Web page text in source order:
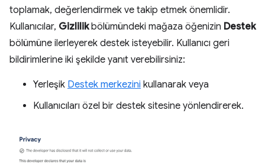
toplamak, değerlendirmek ve takip etmek önemlidir.
Kullanıcılar, Gizlilikbölümündeki mağaza öğenizin Destek
bölümüne ilerleyerek destek isteyebilir. Kullanıcı geri
bildirimlerine iki şekilde yanıt verebilirsiniz:
Yerleşik Destek merkezini kullanarak veya
Kullanıcıları özel bir destek sitesine yönlendirerek.